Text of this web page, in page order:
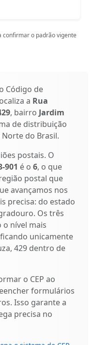
confirmar o padrão vigente
Código de
a Rua
, bairro Jardim
de distribuição
do Brasil.
postais. O
901 é o 6, o que
postal que
avançamos nos
precisa: do estado
Os três
nível mais
unicamente
429 dentro de
o CEP ao
formulários
Isso garante a
precisa no